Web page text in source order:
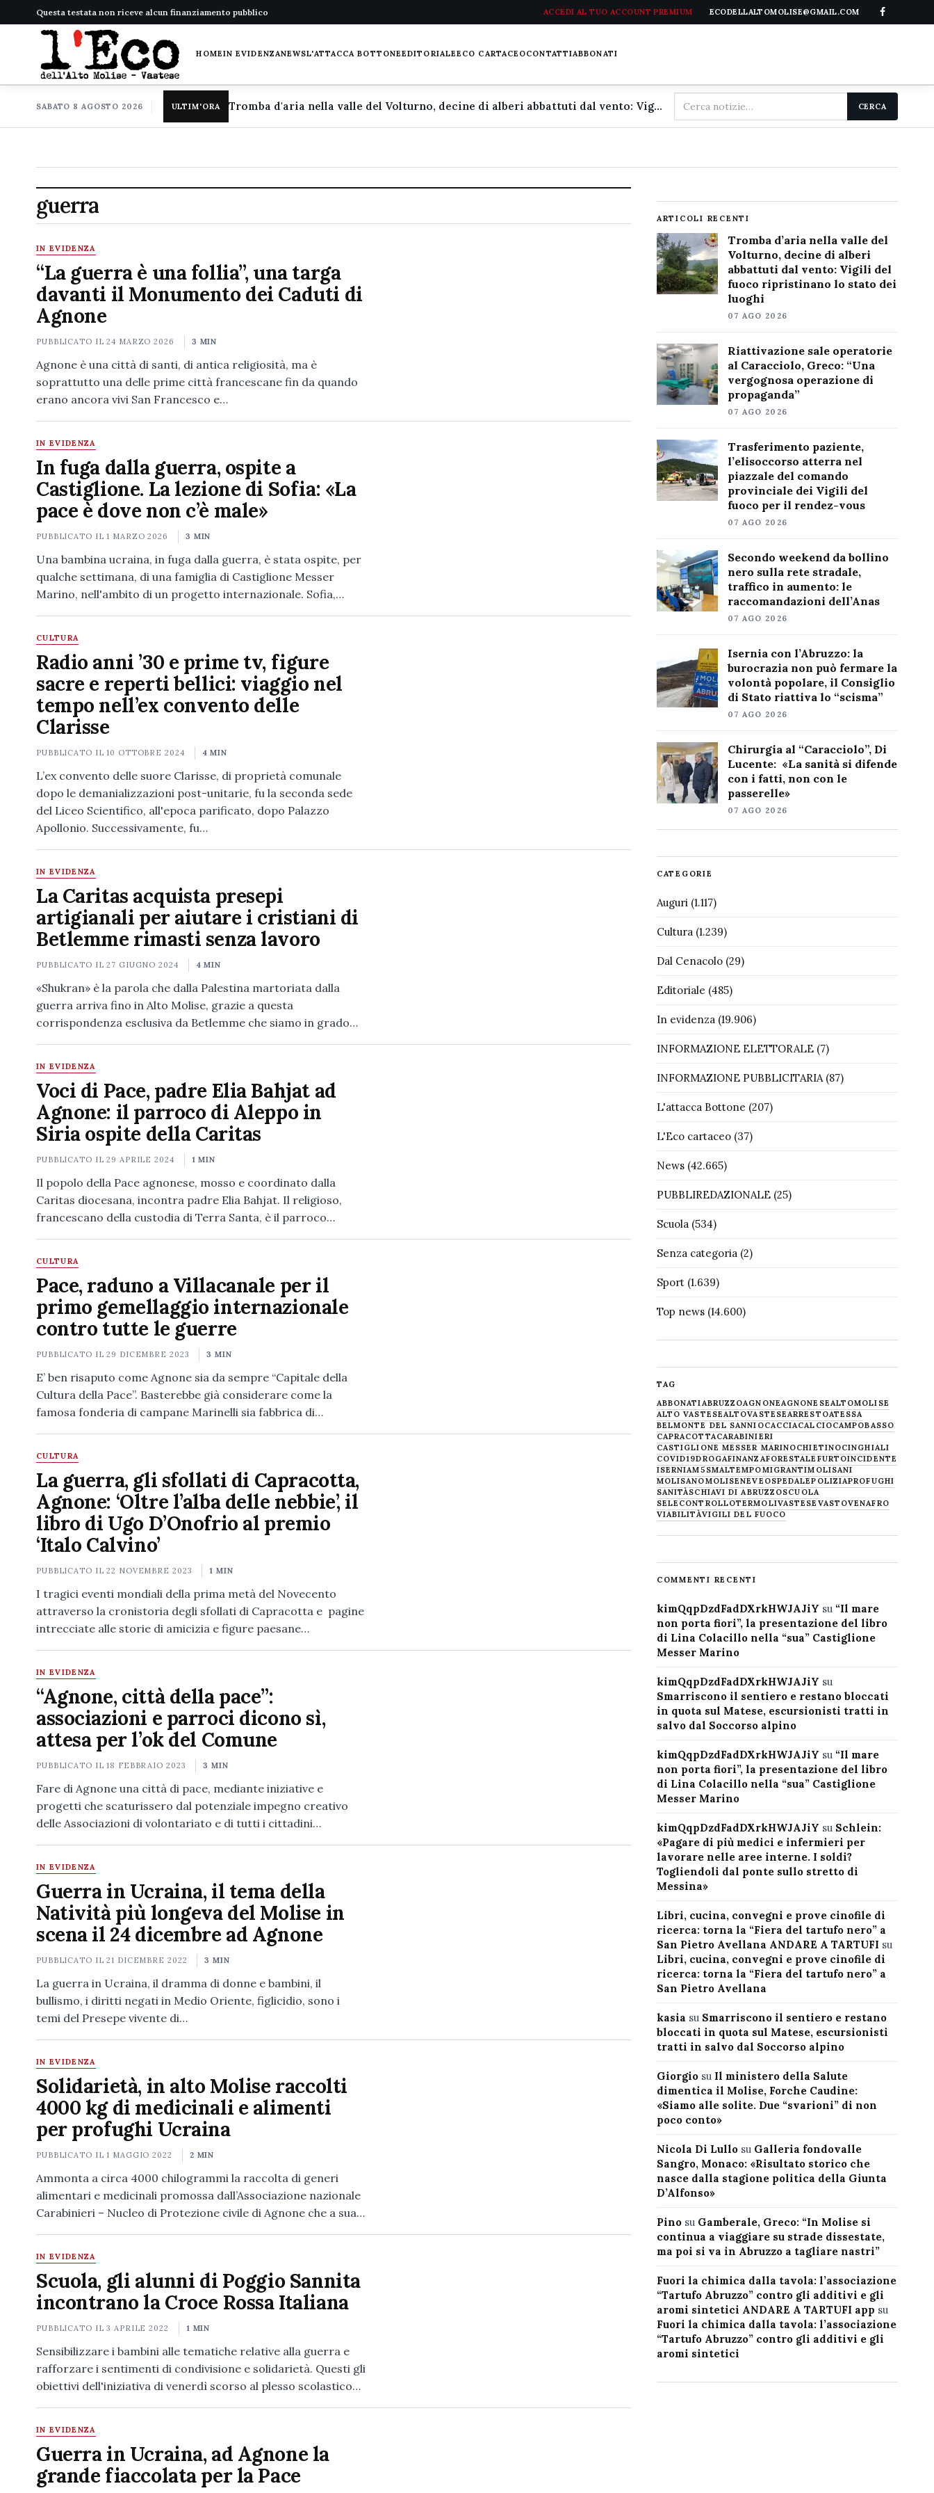
Questa testata non riceve alcun finanziamento pubblico ACCEDI AL TUO ACCOUNT PREMIUM ECODELLALTOMOLISE@GMAIL.COM
HOMEIN EVIDENZANEWSL'ATTACCA BOTTONEEDITORIALEECO CARTACEOCONTATTIABBONATI
SABATO 8 AGOSTO 2026 ULTIM'ORA Tromba d'aria nella valle del Volturno, decine di alberi abbattuti dal vento: Vigili del fuoco ripristinano lo stato dei luoghi
Cerca
nel
CERCA
guerra
IN EVIDENZA
“La guerra è una follia”, una targa
davanti il Monumento dei Caduti di
Agnone
PUBBLICATO IL24 MARZO 2026 3 MIN
Agnone è una città di santi, di antica religiosità, ma è
soprattutto una delle prime città francescane fin da quando
erano ancora vivi San Francesco e…
IN EVIDENZA
In fuga dalla guerra, ospite a
Castiglione. La lezione di Sofia: «La
pace è dove non c’è male»
PUBBLICATO IL1 MARZO 2026 3 MIN
Una bambina ucraina, in fuga dalla guerra, è stata ospite, per
qualche settimana, di una famiglia di Castiglione Messer
Marino, nell'ambito di un progetto internazionale. Sofia,…
CULTURA
Radio anni ’30 e prime tv, figure
sacre e reperti bellici: viaggio nel
tempo nell’ex convento delle
Clarisse
PUBBLICATO IL10 OTTOBRE 2024 4 MIN
L’ex convento delle suore Clarisse, di proprietà comunale
dopo le demanializzazioni post-unitarie, fu la seconda sede
del Liceo Scientifico, all'epoca parificato, dopo Palazzo
Apollonio. Successivamente, fu…
IN EVIDENZA
La Caritas acquista presepi
artigianali per aiutare i cristiani di
Betlemme rimasti senza lavoro
PUBBLICATO IL27 GIUGNO 2024 4 MIN
«Shukran» è la parola che dalla Palestina martoriata dalla
guerra arriva fino in Alto Molise, grazie a questa
corrispondenza esclusiva da Betlemme che siamo in grado…
IN EVIDENZA
Voci di Pace, padre Elia Bahjat ad
Agnone: il parroco di Aleppo in
Siria ospite della Caritas
PUBBLICATO IL29 APRILE 2024 1 MIN
Il popolo della Pace agnonese, mosso e coordinato dalla
Caritas diocesana, incontra padre Elia Bahjat. Il religioso,
francescano della custodia di Terra Santa, è il parroco…
CULTURA
Pace, raduno a Villacanale per il
primo gemellaggio internazionale
contro tutte le guerre
PUBBLICATO IL29 DICEMBRE 2023 3 MIN
E’ ben risaputo come Agnone sia da sempre “Capitale della
Cultura della Pace”. Basterebbe già considerare come la
famosa fonderia di campane Marinelli sia fabbrica di…
CULTURA
La guerra, gli sfollati di Capracotta,
Agnone: ‘Oltre l’alba delle nebbie’, il
libro di Ugo D’Onofrio al premio
‘Italo Calvino’
PUBBLICATO IL22 NOVEMBRE 2023 1 MIN
I tragici eventi mondiali della prima metà del Novecento
attraverso la cronistoria degli sfollati di Capracotta e pagine
intrecciate alle storie di amicizia e figure paesane…
IN EVIDENZA
“Agnone, città della pace”:
associazioni e parroci dicono sì,
attesa per l’ok del Comune
PUBBLICATO IL18 FEBBRAIO 2023 3 MIN
Fare di Agnone una città di pace, mediante iniziative e
progetti che scaturissero dal potenziale impegno creativo
delle Associazioni di volontariato e di tutti i cittadini…
IN EVIDENZA
Guerra in Ucraina, il tema della
Natività più longeva del Molise in
scena il 24 dicembre ad Agnone
PUBBLICATO IL21 DICEMBRE 2022 3 MIN
La guerra in Ucraina, il dramma di donne e bambini, il
bullismo, i diritti negati in Medio Oriente, figlicidio, sono i
temi del Presepe vivente di…
IN EVIDENZA
Solidarietà, in alto Molise raccolti
4000 kg di medicinali e alimenti
per profughi Ucraina
PUBBLICATO IL1 MAGGIO 2022 2 MIN
Ammonta a circa 4000 chilogrammi la raccolta di generi
alimentari e medicinali promossa dall’Associazione nazionale
Carabinieri – Nucleo di Protezione civile di Agnone che a sua…
IN EVIDENZA
Scuola, gli alunni di Poggio Sannita
incontrano la Croce Rossa Italiana
PUBBLICATO IL3 APRILE 2022 1 MIN
Sensibilizzare i bambini alle tematiche relative alla guerra e
rafforzare i sentimenti di condivisione e solidarietà. Questi gli
obiettivi dell'iniziativa di venerdì scorso al plesso scolastico…
IN EVIDENZA
Guerra in Ucraina, ad Agnone la
grande fiaccolata per la Pace
ARTICOLI RECENTI
Tromba d’aria nella valle del
Volturno, decine di alberi
abbattuti dal vento: Vigili del
fuoco ripristinano lo stato dei
luoghi
07 AGO 2026
Riattivazione sale operatorie
al Caracciolo, Greco: “Una
vergognosa operazione di
propaganda”
07 AGO 2026
Trasferimento paziente,
l’elisoccorso atterra nel
piazzale del comando
provinciale dei Vigili del
fuoco per il rendez-vous
07 AGO 2026
Secondo weekend da bollino
nero sulla rete stradale,
traffico in aumento: le
raccomandazioni dell’Anas
07 AGO 2026
Isernia con l’Abruzzo: la
burocrazia non può fermare la
volontà popolare, il Consiglio
di Stato riattiva lo “scisma”
07 AGO 2026
Chirurgia al “Caracciolo”, Di
Lucente: «La sanità si difende
con i fatti, non con le
passerelle»
07 AGO 2026
CATEGORIE
Auguri(1.117)
Cultura(1.239)
Dal Cenacolo(29)
Editoriale (485)
In evidenza(19.906)
INFORMAZIONE ELETTORALE(7)
INFORMAZIONE PUBBLICITARIA(87)
L'attacca Bottone (207)
L'Eco cartaceo(37)
News(42.665)
PUBBLIREDAZIONALE(25)
Scuola(534)
Senza categoria(2)
Sport(1.639)
Top news(14.600)
TAG
ABBONATIABRUZZOAGNONEAGNONESEALTOMOLISE
ALTO VASTESEALTOVASTESEARRESTOATESSA
BELMONTE DEL SANNIOCACCIACALCIOCAMPOBASSO
CAPRACOTTACARABINIERI
CASTIGLIONE MESSER MARINOCHIETINOCINGHIALI
COVID19DROGAFINANZAFORESTALE FURTOINCIDENTE
ISERNIAM5SMALTEMPOMIGRANTIMOLISANI
MOLISANOMOLISENEVE OSPEDALEPOLIZIAPROFUGHI
SANITÀSCHIAVI DI ABRUZZOSCUOLA
SELECONTROLLOTERMOLIVASTESE VASTOVENAFRO
VIABILITÀVIGILI DEL FUOCO
COMMENTI RECENTI
kimQqpDzdFadDXrkHWJAJiY su “Il mare
non porta fiori”, la presentazione del libro
di Lina Colacillo nella “sua” Castiglione
Messer Marino
kimQqpDzdFadDXrkHWJAJiY su
Smarriscono il sentiero e restano bloccati
in quota sul Matese, escursionisti tratti in
salvo dal Soccorso alpino
kimQqpDzdFadDXrkHWJAJiY su “Il mare
non porta fiori”, la presentazione del libro
di Lina Colacillo nella “sua” Castiglione
Messer Marino
kimQqpDzdFadDXrkHWJAJiY su Schlein:
«Pagare di più medici e infermieri per
lavorare nelle aree interne. I soldi?
Togliendoli dal ponte sullo stretto di
Messina»
Libri, cucina, convegni e prove cinofile di
ricerca: torna la “Fiera del tartufo nero” a
San Pietro Avellana ANDARE A TARTUFI su
Libri, cucina, convegni e prove cinofile di
ricerca: torna la “Fiera del tartufo nero” a
San Pietro Avellana
kasia su Smarriscono il sentiero e restano
bloccati in quota sul Matese, escursionisti
tratti in salvo dal Soccorso alpino
Giorgiosu Il ministero della Salute
dimentica il Molise, Forche Caudine:
«Siamo alle solite. Due “svarioni” di non
poco conto»
Nicola Di Lullosu Galleria fondovalle
Sangro, Monaco: «Risultato storico che
nasce dalla stagione politica della Giunta
D’Alfonso»
Pinosu Gamberale, Greco: “In Molise si
continua a viaggiare su strade dissestate,
ma poi si va in Abruzzo a tagliare nastri”
Fuori la chimica dalla tavola: l’associazione
“Tartufo Abruzzo” contro gli additivi e gli
aromi sintetici ANDARE A TARTUFI app su
Fuori la chimica dalla tavola: l’associazione
“Tartufo Abruzzo” contro gli additivi e gli
aromi sintetici